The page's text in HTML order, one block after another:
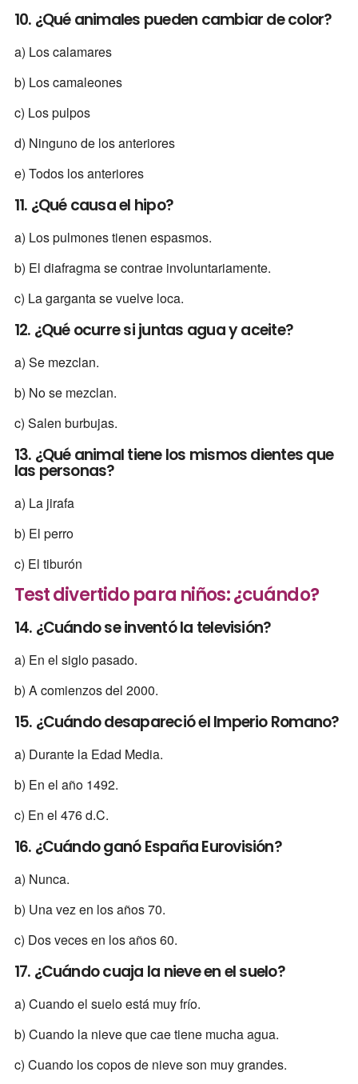
10. ¿Qué animales pueden cambiar de color?
a) Los calamares
b) Los camaleones
c) Los pulpos
d) Ninguno de los anteriores
e) Todos los anteriores
11. ¿Qué causa el hipo?
a) Los pulmones tienen espasmos.
b) El diafragma se contrae involuntariamente.
c) La garganta se vuelve loca.
12. ¿Qué ocurre si juntas agua y aceite?
a) Se mezclan.
b) No se mezclan.
c) Salen burbujas.
13. ¿Qué animal tiene los mismos dientes que
las personas?
a) La jirafa
b) El perro
c) El tiburón
Test divertido para niños: ¿cuándo?
14. ¿Cuándo se inventó la televisión?
a) En el siglo pasado.
b) A comienzos del 2000.
15. ¿Cuándo desapareció el Imperio Romano?
a) Durante la Edad Media.
b) En el año 1492.
c) En el 476 d.C.
16. ¿Cuándo ganó España Eurovisión?
a) Nunca.
b) Una vez en los años 70.
c) Dos veces en los años 60.
17. ¿Cuándo cuaja la nieve en el suelo?
a) Cuando el suelo está muy frío.
b) Cuando la nieve que cae tiene mucha agua.
c) Cuando los copos de nieve son muy grandes.